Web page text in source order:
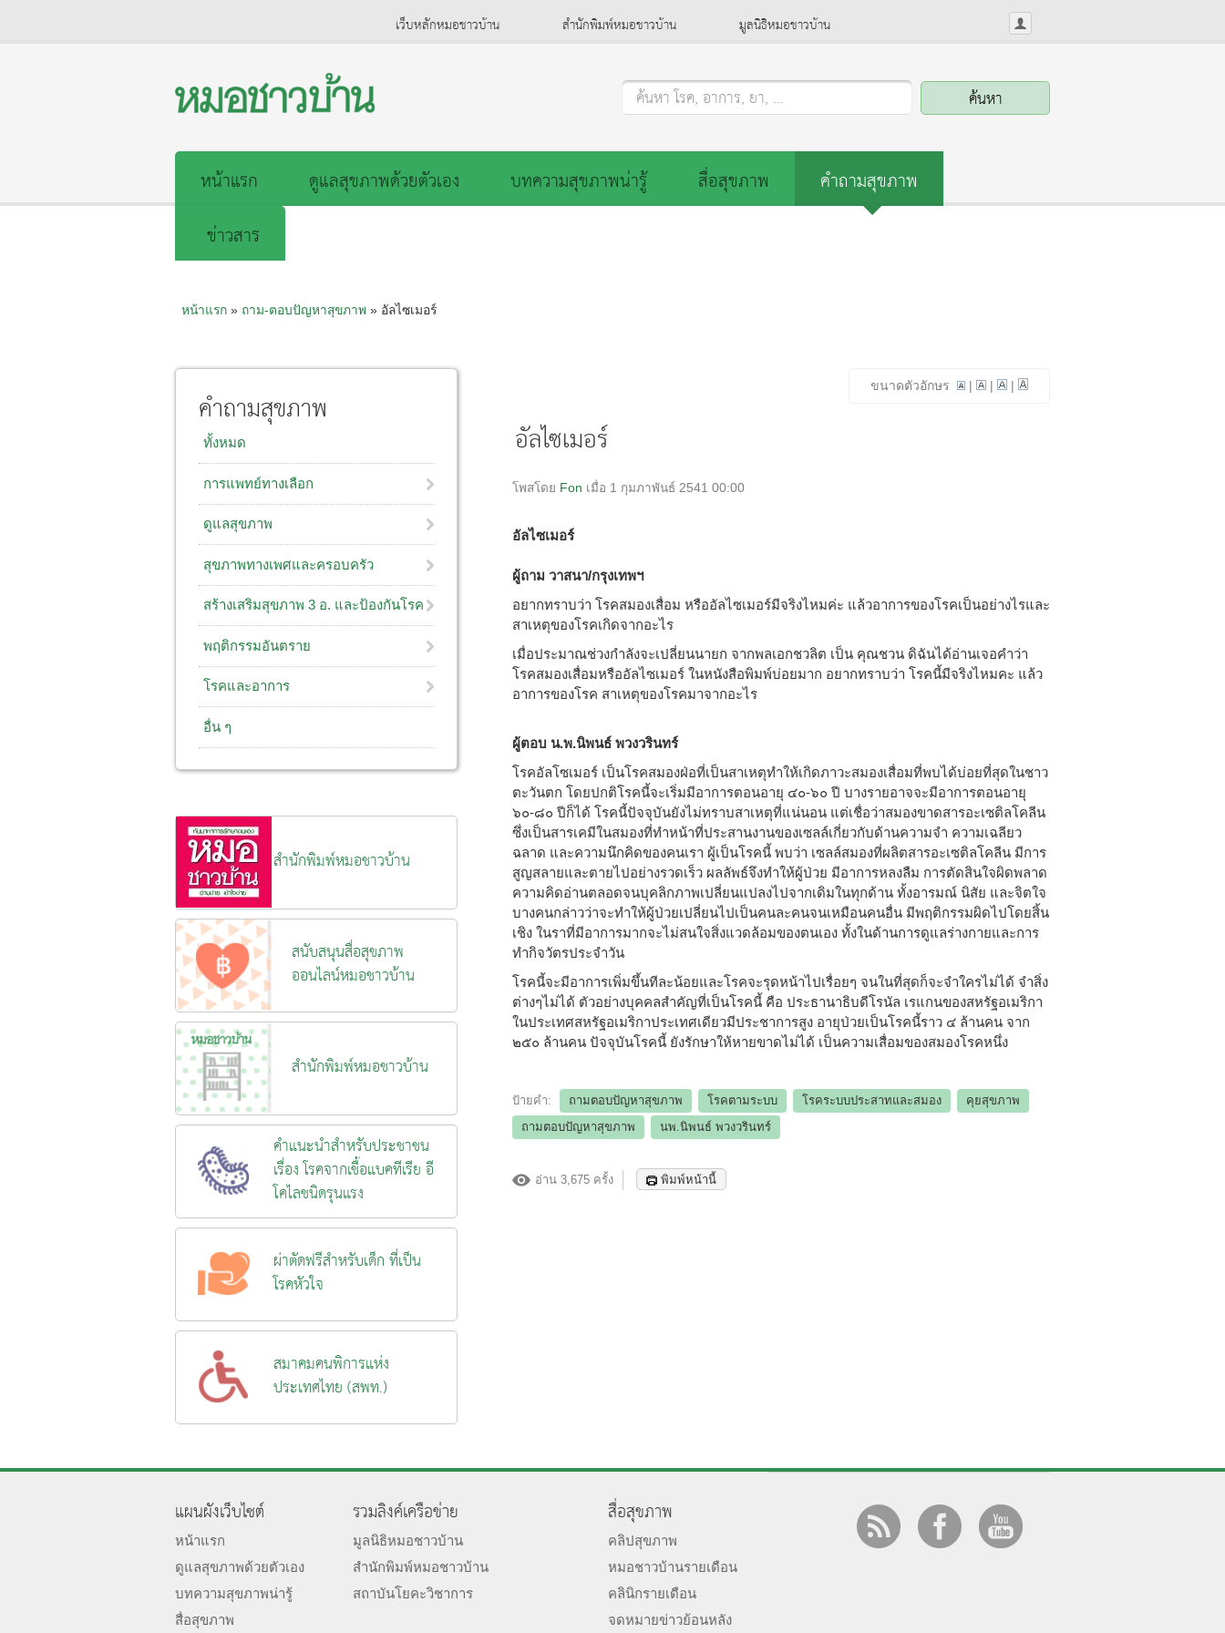
เว็บหลักหมอชาวบ้าน สำนักพิมพ์หมอชาวบ้าน มูลนิธิหมอชาวบ้าน
ค้นหา โรค, อาการ, ยา, ...
หน้าแรก ดูแลสุขภาพด้วยตัวเอง บทความสุขภาพน่ารู้ สื่อสุขภาพ
คำถามสุขภาพ
ข่าวสาร
หน้าแรก» ถาม-ตอบปัญหาสุขภาพ» อัลไซเมอร์
ขนาดตัวอักษร | | |
อัลไซเมอร์
โพสโดย Fon เมื่อ 1 กุมภาพันธ์ 2541 00:00
อัลไซเมอร์
ผู้ถาม วาสนา/กรุงเทพฯ
อยากทราบว่า โรคสมองเสื่อม หรืออัลไซเมอร์มีจริงไหมค่ะ แล้วอาการของโรคเป็นอย่างไรและ
สาเหตุของโรคเกิดจากอะไร
เมื่อประมาณช่วงกำลังจะเปลี่ยนนายก จากพลเอกชวลิต เป็น คุณชวน ดิฉันได้อ่านเจอคำว่า
โรคสมองเสื่อมหรืออัลไซเมอร์ ในหนังสือพิมพ์บ่อยมาก อยากทราบว่า โรคนี้มีจริงไหมคะ แล้ว
อาการของโรค สาเหตุของโรคมาจากอะไร
ผู้ตอบ น.พ.นิพนธ์ พวงวรินทร์
โรคอัลโซเมอร์ เป็นโรคสมองฝ่อที่เป็นสาเหตุทำให้เกิดภาวะสมองเสื่อมที่พบได้บ่อยที่สุดในชาว
ตะวันตก โดยปกติโรคนี้จะเริ่มมีอาการตอนอายุ ๔๐-๖๐ ปี บางรายอาจจะมีอาการตอนอายุ
๖๐-๘๐ ปีก็ได้ โรคนี้ปัจจุบันยังไม่ทราบสาเหตุที่แน่นอน แต่เชื่อว่าสมองขาดสารอะเซติลโคลีน
ซึ่งเป็นสารเคมีในสมองที่ทำหน้าที่ประสานงานของเซลล์เกี่ยวกับด้านความจำ ความเฉลียว
ฉลาด และความนึกคิดของคนเรา ผู้เป็นโรคนี้ พบว่า เซลล์สมองที่ผลิตสารอะเซติลโคลีน มีการ
สูญสลายและตายไปอย่างรวดเร็ว ผลลัพธ์จึงทำให้ผู้ป่วย มีอาการหลงลืม การตัดสินใจผิดพลาด
ความคิดอ่านตลอดจนบุคลิกภาพเปลี่ยนแปลงไปจากเดิมในทุกด้าน ทั้งอารมณ์ นิสัย และจิตใจ
บางคนกล่าวว่าจะทำให้ผู้ป่วยเปลี่ยนไปเป็นคนละคนจนเหมือนคนอื่น มีพฤติกรรมผิดไปโดยสิ้น
เชิง ในราที่มีอาการมากจะไม่สนใจสิ่งแวดล้อมของตนเอง ทั้งในด้านการดูแลร่างกายและการ
ทำกิจวัตรประจำวัน
โรคนี้จะมีอาการเพิ่มขึ้นทีละน้อยและโรคจะรุดหน้าไปเรื่อยๆ จนในที่สุดก็จะจำใครไม่ได้ จำสิ่ง
ต่างๆไม่ได้ ตัวอย่างบุคคลสำคัญที่เป็นโรคนี้ คือ ประธานาธิบดีโรนัล เรแกนของสหรัฐอเมริกา
ในประเทศสหรัฐอเมริกาประเทศเดียวมีประชาการสูง อายุป่วยเป็นโรคนี้ราว ๔ ล้านคน จาก
๒๕๐ ล้านคน ปัจจุบันโรคนี้ ยังรักษาให้หายขาดไม่ได้ เป็นความเสื่อมของสมองโรคหนึ่ง
ป้ายคำ: ถามตอบปัญหาสุขภาพ โรคตามระบบ โรคระบบประสาทและสมอง
คุยสุขภาพ
ถามตอบปัญหาสุขภาพ
นพ.นิพนธ์ พวงวรินทร์
อ่าน 3,675 ครั้ง พิมพ์หน้านี้
คำถามสุขภาพ
ทั้งหมด
การแพทย์ทางเลือก
ดูแลสุขภาพ
สุขภาพทางเพศและครอบครัว
สร้างเสริมสุขภาพ 3 อ. และป้องกันโรค
พฤติกรรมอันตราย
โรคและอาการ
อื่น ๆ
สำนักพิมพ์หมอชาวบ้าน
สนับสนุนสื่อสุขภาพ
ออนไลน์หมอชาวบ้าน
สำนักพิมพ์หมอชาวบ้าน
คำแนะนำสำหรับประชาชน
เรื่อง โรคจากเชื้อแบคทีเรีย อี
โคไลชนิดรุนแรง
ผ่าตัดฟรีสำหรับเด็ก ที่เป็น
โรคหัวใจ
สมาคมคนพิการแห่ง
ประเทศไทย (สพท.)
แผนผังเว็บไซต์
หน้าแรก
ดูแลสุขภาพด้วยตัวเอง
บทความสุขภาพน่ารู้
สื่อสุขภาพ
รวมลิงค์เครือข่าย
มูลนิธิหมอชาวบ้าน
สำนักพิมพ์หมอชาวบ้าน
สถาบันโยคะวิชาการ
สื่อสุขภาพ
คลิปสุขภาพ
หมอชาวบ้านรายเดือน
คลินิกรายเดือน
จดหมายข่าวย้อนหลัง